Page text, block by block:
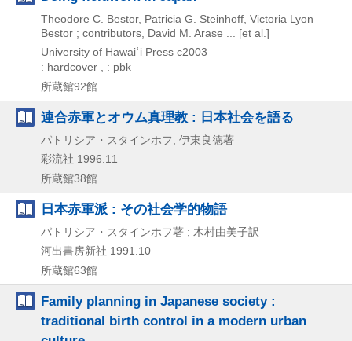
Theodore C. Bestor, Patricia G. Steinhoff, Victoria Lyon
Bestor ; contributors, David M. Arase ... [et al.]
University of Hawaiʿi Press c2003
: hardcover , : pbk
所蔵館92館
連合赤軍とオウム真理教 : 日本社会を語る
パトリシア・スタインホフ, 伊東良徳著
彩流社 1996.11
所蔵館38館
日本赤軍派 : その社会学的物語
パトリシア・スタインホフ著 ; 木村由美子訳
河出書房新社 1991.10
所蔵館63館
Family planning in Japanese society :
traditional birth control in a modern urban